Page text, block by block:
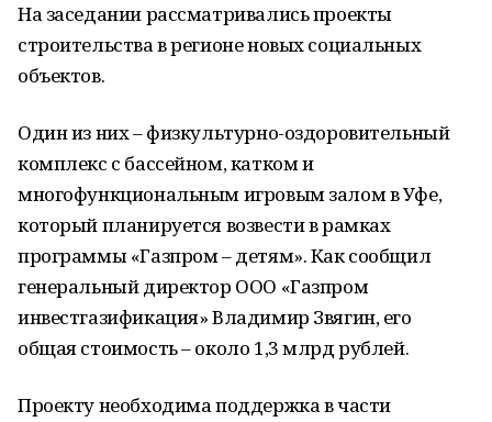
На заседании рассматривались проекты
строительства в регионе новых социальных
объектов.
Один из них – физкультурно-оздоровительный
комплекс с бассейном, катком и
многофункциональным игровым залом в Уфе,
который планируется возвести в рамках
программы «Газпром – детям». Как сообщил
генеральный директор ООО «Газпром
инвестгазификация» Владимир Звягин, его
общая стоимость – около 1,3 млрд рублей.
Проекту необходима поддержка в части